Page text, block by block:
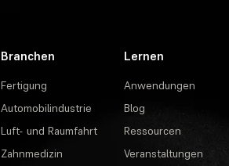
Branchen
Fertigung
Automobilindustrie
Luft- und Raumfahrt
Zahnmedizin
Lernen
Anwendungen
Blog
Ressourcen
Veranstaltungen